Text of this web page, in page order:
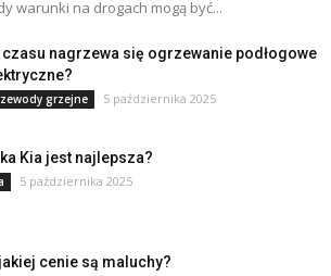
warunki na drogach mogą być...
czasu nagrzewa się ogrzewanie podłogowe
grzejne 5 października 2025
Kia jest najlepsza?
5 października 2025
cenie są maluchy?